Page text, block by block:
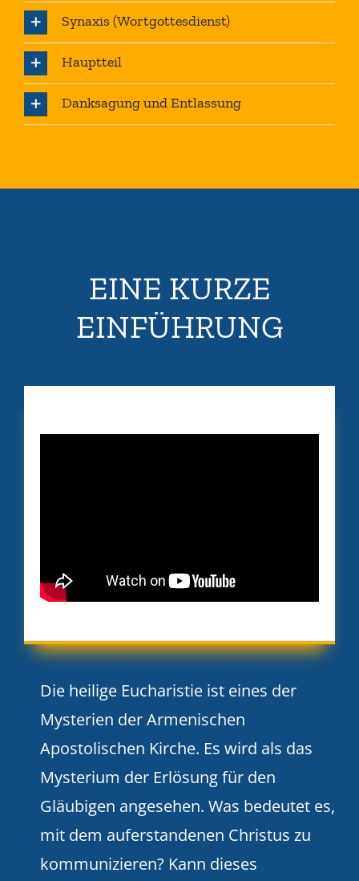
Synaxis (Wortgottesdienst)
Hauptteil
Danksagung und Entlassung
EINE KURZE
EINFÜHRUNG
Die heilige Eucharistie ist eines der
Mysterien der Armenischen
Apostolischen Kirche. Es wird als das
Mysterium der Erlösung für den
Gläubigen angesehen. Was bedeutet es,
mit dem auferstandenen Christus zu
kommunizieren? Kann dieses